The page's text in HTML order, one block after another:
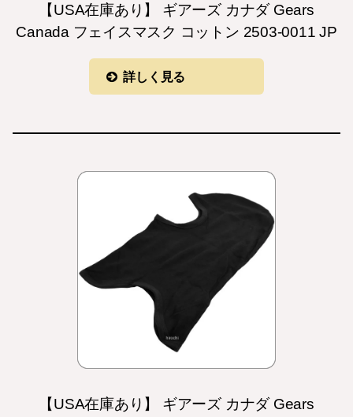
【USA在庫あり】 ギアーズ カナダ Gears
Canada フェイスマスク コットン 2503-0011 JP
詳しく見る
【USA在庫あり】 ギアーズ カナダ Gears